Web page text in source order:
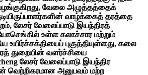
வேலை அழுத்தத்தைக்
வாழ்க்கைத் தரத்தை
லேசர் வேலைப்பாடு இயந்திரத்
உள்ள கலாச்சார மற்றும்
உயிர்ச்சக்தியைப் புகுத்தியுள்ளது, கலை
துறையின் வளர்ச்சியை
லேசர் வேலைப்பாடு இயந்திர
வெற்றிகரமான அனுபவம் மற்ற